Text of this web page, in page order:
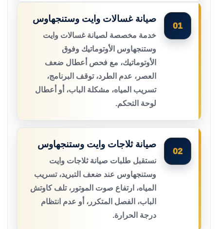
01
صيانة غسالات وايت وستنجهاوس
خدمة مخصصة لصيانة غسالات وايت
وستنجهاوس الأوتوماتيك وفوق
الأوتوماتيك، مع فحص أعطال ضعف
العصر، عدم الطرد، توقف البرنامج،
تسريب المياه، مشكلة الباب، أو أعطال
لوحة التحكم.
02
صيانة ثلاجات وايت وستنجهاوس
نستقبل طلبات صيانة ثلاجات وايت
وستنجهاوس عند ضعف التبريد، تسريب
المياه، ارتفاع صوت الموتور، تلف كاوتش
الباب، الفصل المتكرر، أو عدم انتظام
درجة الحرارة.